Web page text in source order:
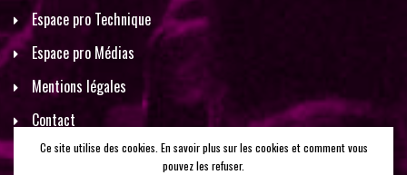
Espace pro Technique
Espace pro Médias
Mentions légales
Contact
Ce site utilise des cookies. En savoir plus sur les cookies et comment vous
pouvez les refuser.